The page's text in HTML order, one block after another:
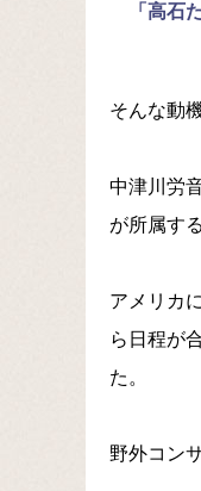
「高石
そんな動
中津川労
が所属す
アメリカ
ら日程が
た。
野外コン